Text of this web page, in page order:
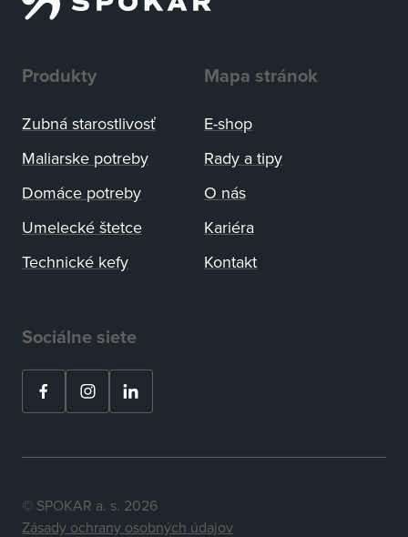
Produkty
Zubná starostlivosť
Maliarske potreby
Domáce potreby
Umelecké štetce
Technické kefy
Mapa stránok
E-shop
Rady a tipy
O nás
Kariéra
Kontakt
Sociálne siete
© SPOKAR a. s. 2026
Zásady ochrany osobných údajov